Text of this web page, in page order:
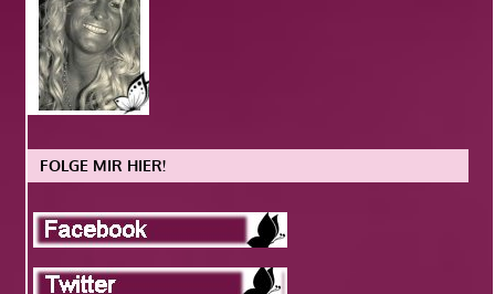
FOLGE MIR HIER!